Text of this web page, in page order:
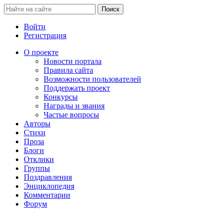
Войти
Регистрация
О проекте
Новости портала
Правила сайта
Возможности пользователей
Поддержать проект
Конкурсы
Награды и звания
Частые вопросы
Авторы
Стихи
Проза
Блоги
Отклики
Группы
Поздравления
Энциклопедия
Комментарии
Форум